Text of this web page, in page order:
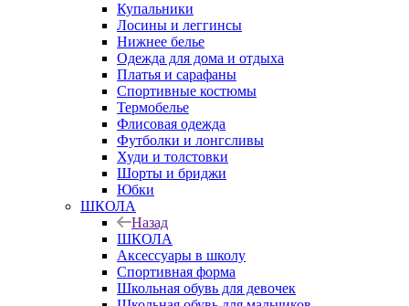
Купальники
Лосины и леггинсы
Нижнее белье
Одежда для дома и отдыха
Платья и сарафаны
Спортивные костюмы
Термобелье
Флисовая одежда
Футболки и лонгсливы
Худи и толстовки
Шорты и бриджи
Юбки
ШКОЛА
Назад
ШКОЛА
Аксессуары в школу
Спортивная форма
Школьная обувь для девочек